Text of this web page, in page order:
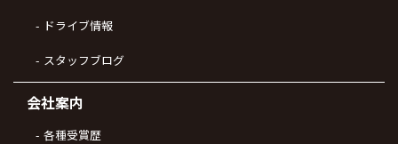
ドライブ情報
スタッフブログ
会社案内
各種受賞歴